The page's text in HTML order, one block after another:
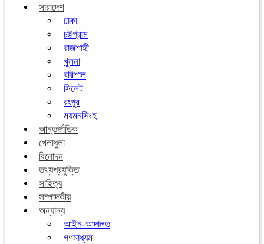
সারাদেশ
ঢাকা
চট্টগ্রাম
রাজশাহী
খুলনা
বরিশাল
সিলেট
রংপুর
ময়মনসিংহ
আন্তর্জাতিক
খেলাধুলা
বিনোদন
তথ্যপ্রযুক্তি
সাহিত্য
সম্পাদকীয়
অন্যান্য
আইন-আদালত
গণমাধ্যম